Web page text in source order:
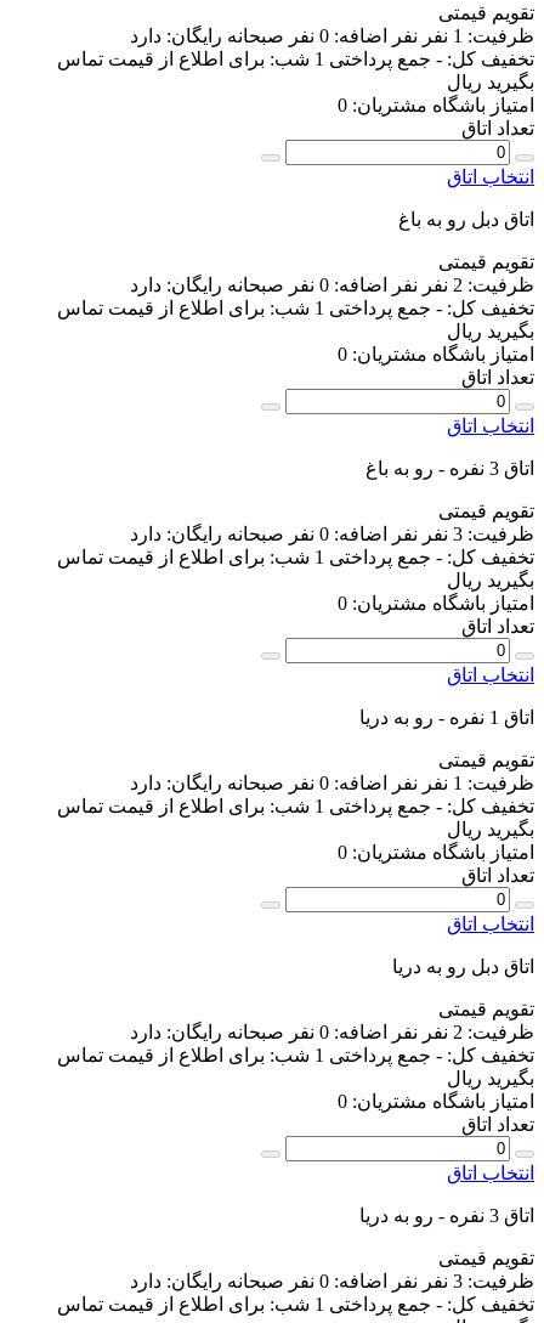
تقویم قیمتی
ظرفیت: 1 نفر نفر اضافه: 0 نفر صبحانه رایگان: دارد
تخفیف کل: - جمع پرداختی 1 شب:
برای اطلاع از قیمت تماس
بگیرید ریال
امتیاز باشگاه مشتریان: 0
تعداد اتاق
انتخاب اتاق
اتاق دبل رو به باغ
تقویم قیمتی
ظرفیت: 2 نفر نفر اضافه: 0 نفر صبحانه رایگان: دارد
تخفیف کل: - جمع پرداختی 1 شب:
برای اطلاع از قیمت تماس
بگیرید ریال
امتیاز باشگاه مشتریان: 0
تعداد اتاق
انتخاب اتاق
اتاق 3 نفره - رو به باغ
تقویم قیمتی
ظرفیت: 3 نفر نفر اضافه: 0 نفر صبحانه رایگان: دارد
تخفیف کل: - جمع پرداختی 1 شب:
برای اطلاع از قیمت تماس
بگیرید ریال
امتیاز باشگاه مشتریان: 0
تعداد اتاق
انتخاب اتاق
اتاق 1 نفره - رو به دریا
تقویم قیمتی
ظرفیت: 1 نفر نفر اضافه: 0 نفر صبحانه رایگان: دارد
تخفیف کل: - جمع پرداختی 1 شب:
برای اطلاع از قیمت تماس
بگیرید ریال
امتیاز باشگاه مشتریان: 0
تعداد اتاق
انتخاب اتاق
اتاق دبل رو به دریا
تقویم قیمتی
ظرفیت: 2 نفر نفر اضافه: 0 نفر صبحانه رایگان: دارد
تخفیف کل: - جمع پرداختی 1 شب:
برای اطلاع از قیمت تماس
بگیرید ریال
امتیاز باشگاه مشتریان: 0
تعداد اتاق
انتخاب اتاق
اتاق 3 نفره - رو به دریا
تقویم قیمتی
ظرفیت: 3 نفر نفر اضافه: 0 نفر صبحانه رایگان: دارد
تخفیف کل: - جمع پرداختی 1 شب:
برای اطلاع از قیمت تماس